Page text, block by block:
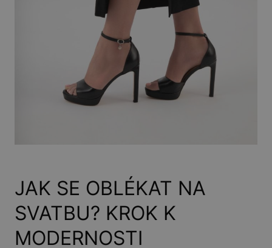
JAK SE OBLÉKAT NA
SVATBU? KROK K
MODERNOSTI